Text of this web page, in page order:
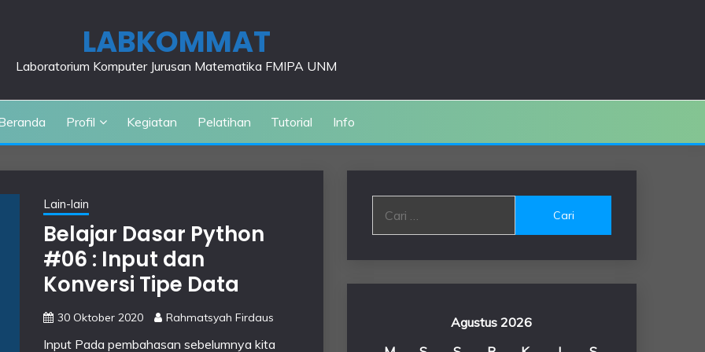
LABKOMMAT
Laboratorium Komputer Jurusan Matematika FMIPA UNM
Profil Kegiatan Pelatihan Tutorial Info
Lain-lain
Belajar Dasar Python
#06 : Input dan
Konversi Tipe Data
30 Oktober 2020 Rahmatsyah Firdaus
Input Pada pembahasan sebelumnya kita
untuk:
Agustus 2026